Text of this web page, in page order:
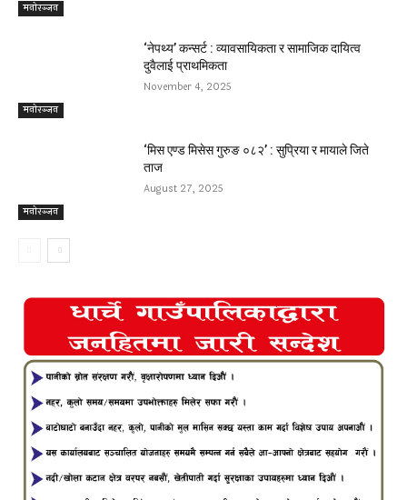
मनोरञ्जन
मनोरञ्जन
‘नेपथ्य’ कन्सर्ट : व्यावसायिकता र सामाजिक दायित्व
दुवैलाई प्राथमिकता
November 4, 2025
मनोरञ्जन
‘मिस एण्ड मिसेस गुरुङ ०८२’ : सुप्रिया र मायाले जिते
ताज
August 27, 2025